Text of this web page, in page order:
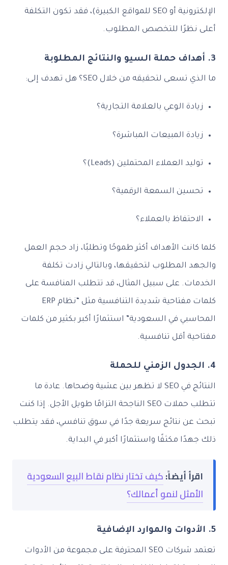
الإلكترونية أو SEO للمواقع الكبيرة)، فقد تكون التكلفة
أعلى نظرًا للتخصص المطلوب.
3. أهداف حملة السيو والنتائج المطلوبة
ما الذي تسعى لتحقيقه من خلال SEO؟ هل تهدف إلى:
زيادة الوعي بالعلامة التجارية؟
زيادة المبيعات المباشرة؟
توليد العملاء المحتملين (Leads)؟
تحسين السمعة الرقمية؟
الاحتفاظ بالعملاء؟
كلما كانت الأهداف أكثر طموحًا وتطلبًا، زاد حجم العمل
والجهد المطلوب لتحقيقها، وبالتالي زادت تكلفة
الخدمات. على سبيل المثال، قد تتطلب المنافسة على
كلمات مفتاحية شديدة التنافسية مثل “نظام ERP
المحاسبي في السعودية” استثمارًا أكبر بكثير من كلمات
مفتاحية أقل تنافسية.
4. الجدول الزمني للحملة
النتائج في SEO لا تظهر بين عشية وضحاها. عادة ما
تتطلب حملات SEO الناجحة التزامًا طويل الأجل. إذا كنت
تبحث عن نتائج سريعة جدًا في سوق تنافسي، فقد يتطلب
ذلك جهدًا مكثفًا واستثمارًا أكبر في البداية.
اقرأ أيضاً:كيف تختار نظام نقاط البيع السعودية
الأمثل لنمو أعمالك؟
5. الأدوات والموارد الإضافية
تعتمد شركات SEO المحترفة على مجموعة من الأدوات